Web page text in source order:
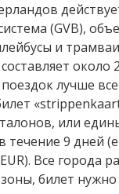
(GVB),
и
около
лучше
или
9 дней
Все города
билет